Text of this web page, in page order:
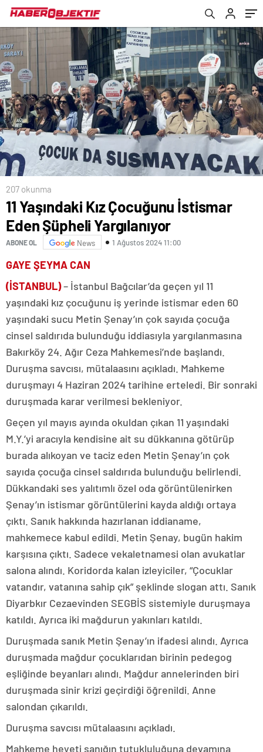
207 okunma
11 Yaşındaki Kız Çocuğunu İstismar
Eden Şüpheli Yargılanıyor
ABONE OL News 1 Ağustos 2024 11:00
GAYE ŞEYMA CAN
(İSTANBUL)– İstanbul Bağcılar’da geçen yıl 11
yaşındaki kız çocuğunu iş yerinde istismar eden 60
yaşındaki sucu Metin Şenay’ın çok sayıda çocuğa
cinsel saldırıda bulunduğu iddiasıyla yargılanmasına
Bakırköy 24. Ağır Ceza Mahkemesi’nde başlandı.
Duruşma savcısı, mütalaasını açıkladı. Mahkeme
duruşmayı 4 Haziran 2024 tarihine erteledi. Bir sonraki
duruşmada karar verilmesi bekleniyor.
Geçen yıl mayıs ayında okuldan çıkan 11 yaşındaki
M.Y.’yi aracıyla kendisine ait su dükkanına götürüp
burada alıkoyan ve taciz eden Metin Şenay’ın çok
sayıda çocuğa cinsel saldırıda bulunduğu belirlendi.
Dükkandaki ses yalıtımlı özel oda görüntülenirken
Şenay’ın istismar görüntülerini kayda aldığı ortaya
çıktı. Sanık hakkında hazırlanan iddianame,
mahkemece kabul edildi. Metin Şenay, bugün hakim
karşısına çıktı. Sadece vekaletnamesi olan avukatlar
salona alındı. Koridorda kalan izleyiciler, “Çocuklar
vatandır, vatanına sahip çık” şeklinde slogan attı. Sanık
Diyarbkır Cezaevinden SEGBİS sistemiyle duruşmaya
katıldı. Ayrıca iki mağdurun yakınları katıldı.
Duruşmada sanık Metin Şenay’ın ifadesi alındı. Ayrıca
duruşmada mağdur çocuklarıdan birinin pedegog
eşliğinde beyanları alındı. Mağdur annelerinden biri
duruşmada sinir krizi geçirdiği öğrenildi. Anne
salondan çıkarıldı.
Duruşma savcısı mütalaasını açıkladı.
Mahkeme heyeti sanığın tutukluluğuna devamına